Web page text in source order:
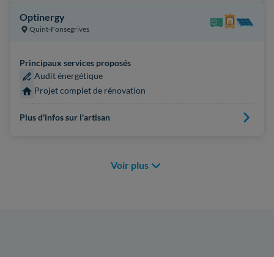
Optinergy
Quint-Fonsegrives
Principaux services proposés
Audit énergétique
Projet complet de rénovation
Plus d'infos sur l'artisan
Voir plus